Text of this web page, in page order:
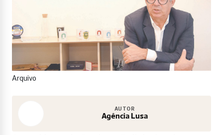
Arquivo
AUTOR
Agência Lusa